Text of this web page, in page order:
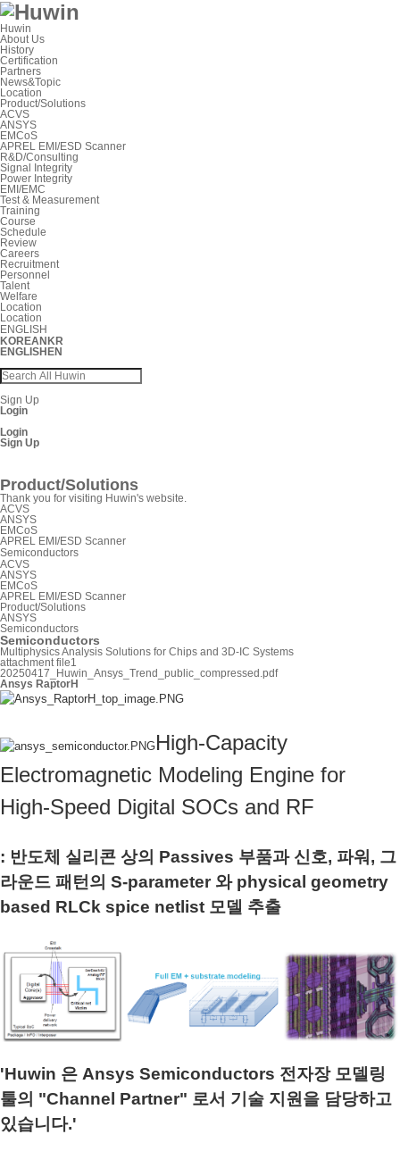
Huwin
About Us
History
Certification
Partners
News&Topic
Location
Product/Solutions
ACVS
ANSYS
EMCoS
APREL EMI/ESD Scanner
R&D/Consulting
Signal Integrity
Power Integrity
EMI/EMC
Test & Measurement
Training
Course
Schedule
Review
Careers
Recruitment
Personnel
Talent
Welfare
Location
Location
ENGLISH
KOREANKR
ENGLISHEN
Sign Up
Login
Login
Sign Up
Product/Solutions
Thank you for visiting Huwin's website.
ACVS
ANSYS
EMCoS
APREL EMI/ESD Scanner
Semiconductors
ACVS
ANSYS
EMCoS
APREL EMI/ESD Scanner
Product/Solutions
ANSYS
Semiconductors
Semiconductors
Multiphysics Analysis Solutions for Chips and 3D-IC Systems
attachment file1
20250417_Huwin_Ansys_Trend_public_compressed.pdf
Ansys RaptorH
High-Capacity
Electromagnetic Modeling Engine for
High-Speed Digital SOCs and RF
: 반도체 실리콘 상의 Passives 부품과 신호, 파워, 그
라운드 패턴의 S-parameter 와 physical geometry
based RLCk spice netlist 모델 추출
'Huwin 은 Ansys Semiconductors 전자장 모델링
툴의 "Channel Partner" 로서 기술 지원을 담당하고
있습니다.'